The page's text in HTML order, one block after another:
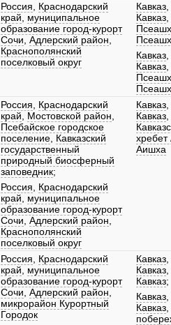
Россия
Краснодарский
край
муниципальное
образование город-курорт
Сочи Адлерский район
Краснополянский
поселковый округ
Кавказ
Кавказ
Кавказ
Кавказ
Россия
Краснодарский
край
Мостовской район
Псебайское городское
поселение Кавказский
государственный
природный биосферный
заповедник;
Россия
Краснодарский
край
муниципальное
образование город-курорт
Сочи Адлерский район
Краснополянский
поселковый округ
Кавказ
Кавказ
Аишха
Россия
Краснодарский
край
муниципальное
образование город-курорт
Сочи Адлерский район
микрорайон Курортный
Городок
Кавказ
Кавказ
Кавказ;
Кавказ
Кавказ